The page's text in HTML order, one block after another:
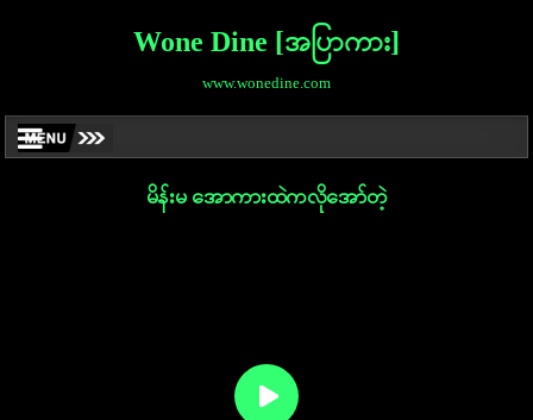
Wone Dine [အပြာကား]
www.wonedine.com
မိန်းမ အောကားထဲကလိုအော်တဲ့